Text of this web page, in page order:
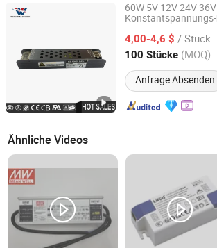
60W 5V 12V 24V
Konstantspannungs-
4,00-4,6 $ / Stück
100 Stücke (MOQ)
Anfrage Absenden
Hangzhou Udwells Technology Co., Ltd.
Zhejiang, China Seit 2025
Ähnliche Videos